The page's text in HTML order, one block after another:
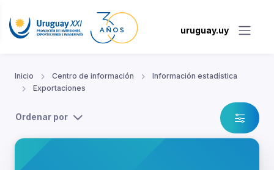
uruguay.uy
Inicio Centro de información
Información estadística
Exportaciones
Ordenar por